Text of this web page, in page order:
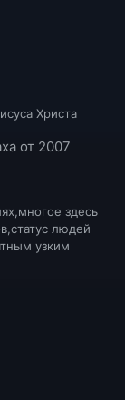
Христа
от 2007
здесь
людей
узким